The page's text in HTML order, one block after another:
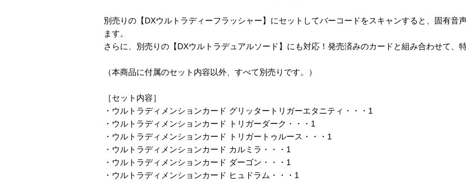
別売りの【DXウルトラディーフラッシャー】にセットしてバーコードをスキャンすると、固有音
ます。
さらに、別売りの【DXウルトラデュアルソード】にも対応！発売済みのカードと組み合わせて、
（本商品に付属のセット内容以外、すべて別売りです。）
［セット内容］
・ウルトラディメンションカード グリッタートリガーエタニティ・・・1
・ウルトラディメンションカード トリガーダーク・・・1
・ウルトラディメンションカード トリガートゥルース・・・1
・ウルトラディメンションカード カルミラ・・・1
・ウルトラディメンションカード ダーゴン・・・1
・ウルトラディメンションカード ヒュドラム・・・1